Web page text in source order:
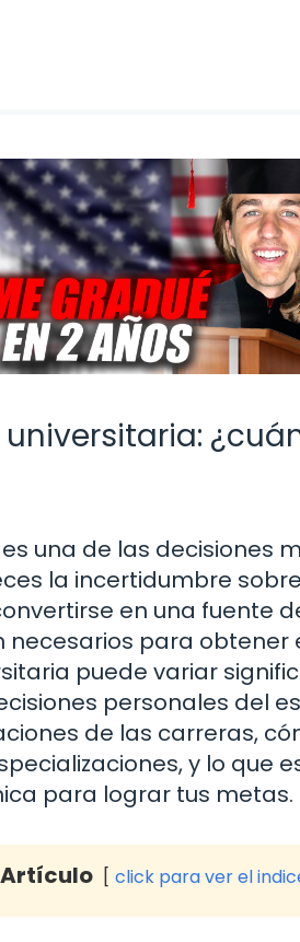
una de las decisiones
la incertidumbre
en una fuente
para obtener
puede variar
personales del
de las carreras,
y lo que
para lograr tus metas.
Artículo click para ver el